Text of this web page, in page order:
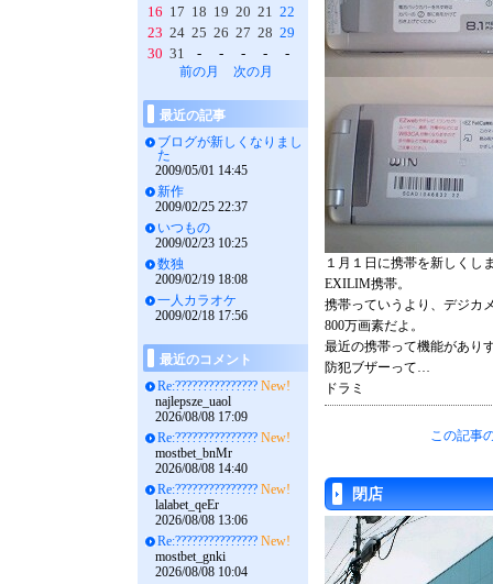
１月１日に携帯を新しくし
EXILIM携帯。
携帯っていうより、デジカ
800万画素だよ。
最近の携帯って機能があり
防犯ブザーって…
ドラミ
この記事
閉店
16 17 18 19 20 21 22
23 24 25 26 27 28 29
30 31 - - - - -
前の月 次の月
最近の記事
ブログが新しくなりまし
た
2009/05/01 14:45
新作
2009/02/25 22:37
いつもの
2009/02/23 10:25
数独
2009/02/19 18:08
一人カラオケ
2009/02/18 17:56
最近のコメント
Re:??????????????? New!
najlepsze_uaol
2026/08/08 17:09
Re:??????????????? New!
mostbet_bnMr
2026/08/08 14:40
Re:??????????????? New!
lalabet_qeEr
2026/08/08 13:06
Re:??????????????? New!
mostbet_gnki
2026/08/08 10:04